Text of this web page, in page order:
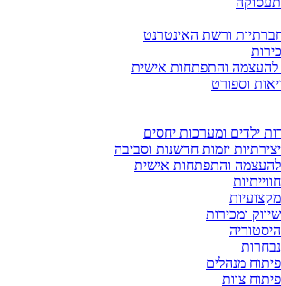
ורשת האינטרנט
והתפתחות אישית
וספורט
ילדים ומערכות יחסים
יזמות חדשנות וסביבה
והתפתחות אישית
ומכירות
מנהלים
צוות